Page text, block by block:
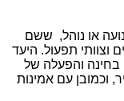
או נוהל, ששם
תפעול. היעד
בחינה והפעלה של
וכמובן עם אמינות